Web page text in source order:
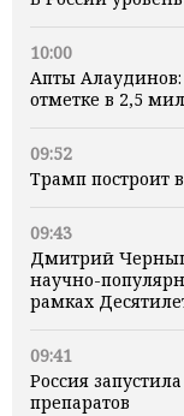
10:00
Апты
отметке в 2,5
09:52
Трамп построит
09:43
Дмитрий
научно-
рамках
09:41
Россия
препаратов